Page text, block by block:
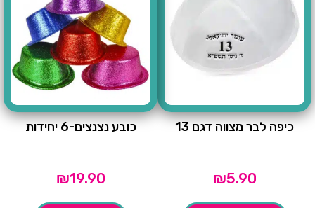
כיפה לבר מצווה דגם 13
₪5.90
כובע נצנצים-6 יחידות
₪19.90